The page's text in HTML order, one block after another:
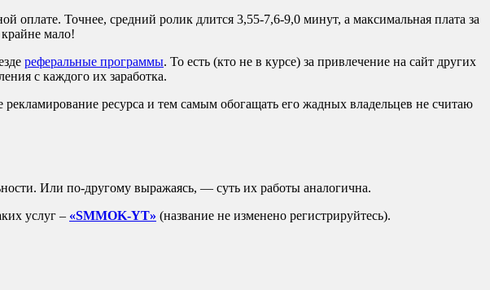
Точнее, средний ролик длится 3,55-7,6-9,0 минут, а максимальная плата за
мало!
реферальные программы. То есть (кто не в курсе) за привлечение на сайт других
с каждого их заработка.
ресурса и тем самым обогащать его жадных владельцев не считаю
Или по-другому выражаясь, — суть их работы аналогична.
услуг – «SMMOK-YT» (название не изменено регистрируйтесь).